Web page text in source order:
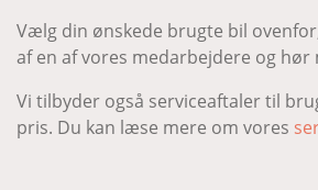
Vælg din ønskede brugte bil
af en af vores medarbejdere og hør
Vi tilbyder også serviceaftaler til
pris. Du kan læse mere om vores